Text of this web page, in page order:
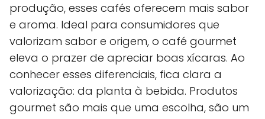
produção, esses cafés oferecem mais sabor
e aroma. Ideal para consumidores que
valorizam sabor e origem, o café gourmet
eleva o prazer de apreciar boas xícaras. Ao
conhecer esses diferenciais, fica clara a
valorização: da planta à bebida. Produtos
gourmet são mais que uma escolha, são um